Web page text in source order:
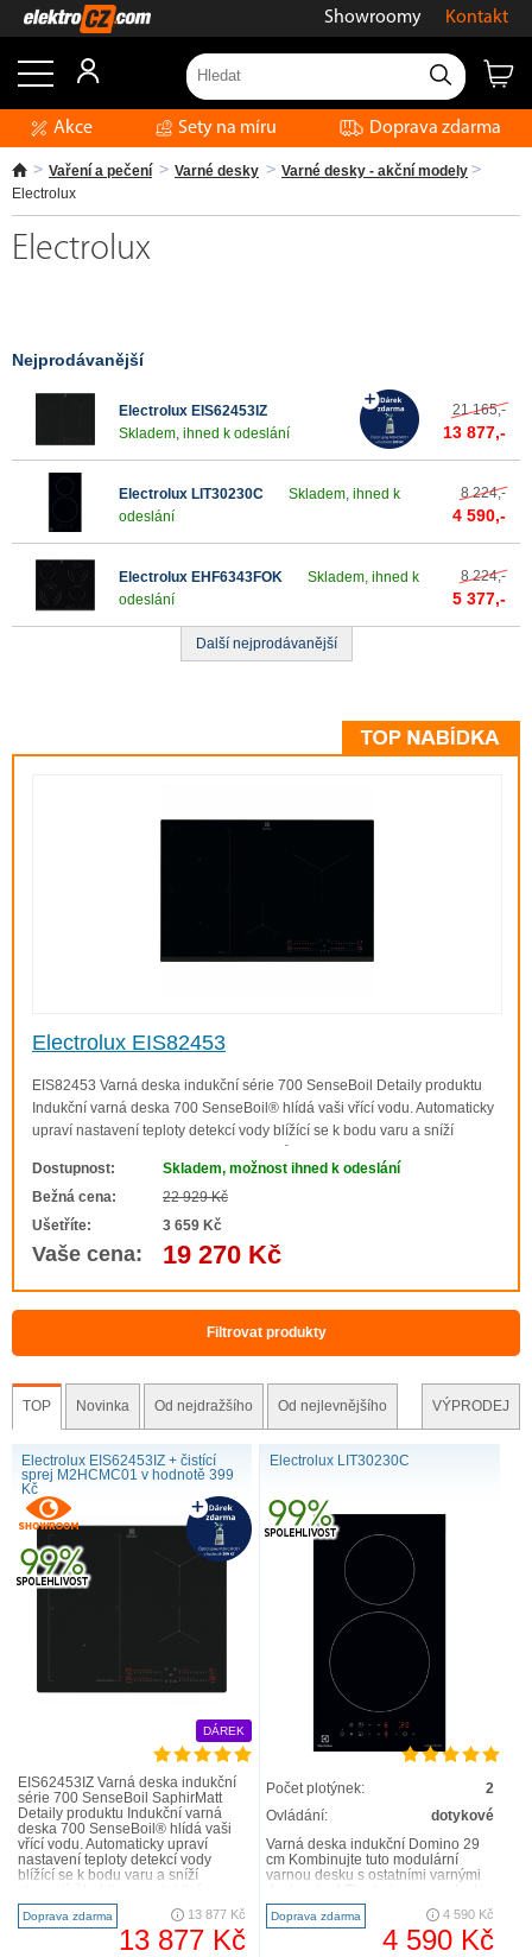
Showroomy Kontakt
Akce Sety na míru Doprava zdarma
Vaření a pečení Varné desky
Varné desky - akční modely
Electrolux
Electrolux
Nejprodávanější
Electrolux EIS62453IZ
Skladem, ihned k odeslání
21 165,-
13 877,-
Electrolux LIT30230C
Skladem, ihned k
odeslání
8 224,-
4 590,-
Electrolux EHF6343FOK
Skladem, ihned k
odeslání
8 224,-
5 377,-
Další nejprodávanější
Electrolux EIS82453
EIS82453 Varná deska indukční série 700 SenseBoil Detaily produktu
Indukční varná deska 700 SenseBoil® hlídá vaši vřící vodu. Automaticky
upraví nastavení teploty detekcí vody blížící se k bodu varu a sníží
přípravu chutných ..
Dostupnost:
Skladem, možnost ihned k odeslání
Bežná cena:
22 929 Kč
Ušetříte:
3 659 Kč
Vaše cena: 19 270 Kč
Filtrovat produkty
TOP Novinka Od nejdražšího Od nejlevnějšího VÝPRODEJ
Electrolux EIS62453IZ + čistící
sprej M2HCMC01 v hodnotě 399
Kč
DÁREK
EIS62453IZ Varná deska indukční
série 700 SenseBoil SaphirMatt
Detaily produktu Indukční varná
deska 700 SenseBoil® hlídá vaši
vřící vodu. Automaticky upraví
nastavení teploty detekcí vody
blížící se k bodu varu a sníží
perlení. Můžete se tak..
Doprava zdarma 13 877 Kč
13 877 Kč
Electrolux LIT30230C
Počet plotýnek:
2
Ovládání:
dotykové
Varná deska indukční Domino 29
cm Kombinujte tuto modulární
varnou desku s ostatními varnými
si vlastní kombinaci..
Doprava zdarma 4 590 Kč
4 590 Kč